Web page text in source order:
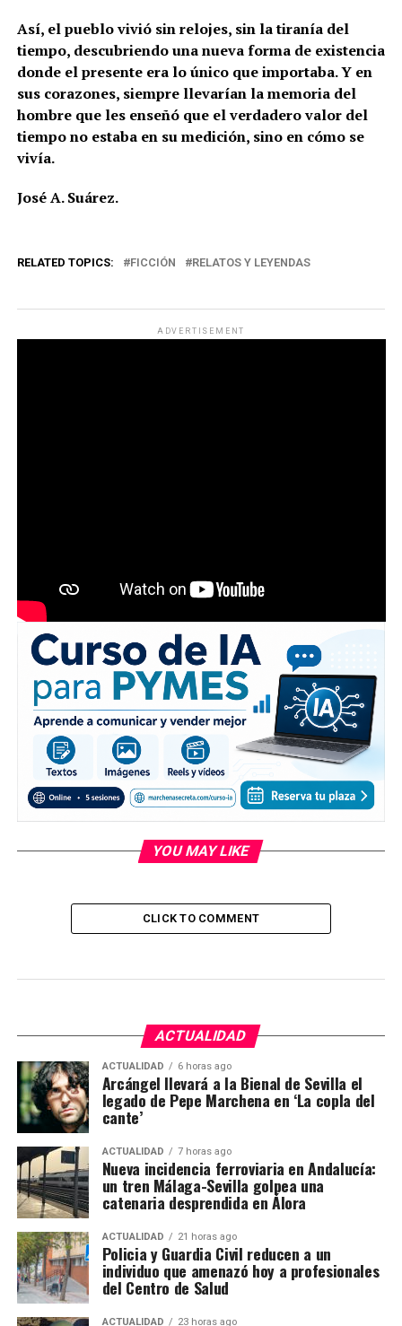
Así, el pueblo vivió sin relojes, sin la tiranía del
tiempo, descubriendo una nueva forma de existencia
donde el presente era lo único que importaba. Y en
sus corazones, siempre llevarían la memoria del
hombre que les enseñó que el verdadero valor del
tiempo no estaba en su medición, sino en cómo se
vivía.
José A. Suárez.
RELATED TOPICS: FICCIÓN RELATOS Y LEYENDAS
ADVERTISEMENT
YOU MAY LIKE
CLICK TO COMMENT
ACTUALIDAD
ACTUALIDAD 6 horas ago
Arcángel llevará a la Bienal de Sevilla el
legado de Pepe Marchena en ‘La copla del
cante’
ACTUALIDAD 7 horas ago
Nueva incidencia ferroviaria en Andalucía:
un tren Málaga-Sevilla golpea una
catenaria desprendida en Álora
ACTUALIDAD 21 horas ago
Policia y Guardia Civil reducen a un
individuo que amenazó hoy a profesionales
del Centro de Salud
ACTUALIDAD 23 horas ago